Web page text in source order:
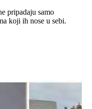
pripadaju samo
koji ih nose u sebi.